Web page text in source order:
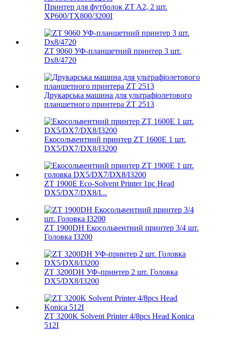
Принтер для футболок ZT A2, 2 шт.
XP600/TX800/3200I
ZT 9060 УФ-планшетний принтер 3 шт.
Dx8/4720
Друкарська машина для ультрафіолетового
планшетного принтера ZT 2513
Екосольвентний принтер ZT 1600E 1 шт.
DX5/DX7/DX8/I3200
ZT 1900E Eco-Solvent Printer 1pc Head
DX5/DX7/DX8/I...
ZT 1900DH Екосольвентний принтер 3/4 шт.
Головка I3200
ZT 3200DH УФ-принтер 2 шт. Головка
DX5/DX8/I3200
ZT 3200K Solvent Printer 4/8pcs Head Konica
512I